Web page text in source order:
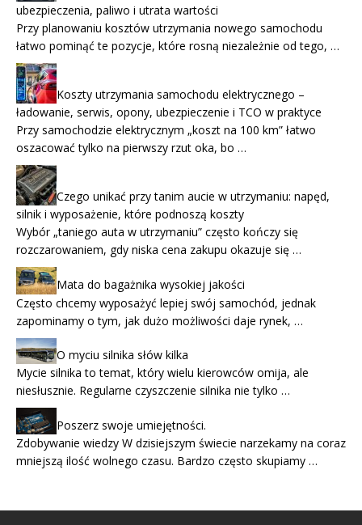
ubezpieczenia, paliwo i utrata wartości
Przy planowaniu kosztów utrzymania nowego samochodu
łatwo pominąć te pozycje, które rosną niezależnie od tego, …
Koszty utrzymania samochodu elektrycznego –
ładowanie, serwis, opony, ubezpieczenie i TCO w praktyce
Przy samochodzie elektrycznym „koszt na 100 km” łatwo
oszacować tylko na pierwszy rzut oka, bo …
Czego unikać przy tanim aucie w utrzymaniu: napęd,
silnik i wyposażenie, które podnoszą koszty
Wybór „taniego auta w utrzymaniu” często kończy się
rozczarowaniem, gdy niska cena zakupu okazuje się …
Mata do bagażnika wysokiej jakości
Często chcemy wyposażyć lepiej swój samochód, jednak
zapominamy o tym, jak dużo możliwości daje rynek, …
O myciu silnika słów kilka
Mycie silnika to temat, który wielu kierowców omija, ale
niesłusznie. Regularne czyszczenie silnika nie tylko …
Poszerz swoje umiejętności.
Zdobywanie wiedzy W dzisiejszym świecie narzekamy na coraz
mniejszą ilość wolnego czasu. Bardzo często skupiamy …